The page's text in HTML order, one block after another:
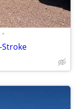
•
Stroke